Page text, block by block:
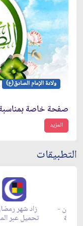
ولادة الإمام الصادق(ع)
صفحة خاصة
المزيد
التطبيقات
زاد شهر رمضان -
appgallery